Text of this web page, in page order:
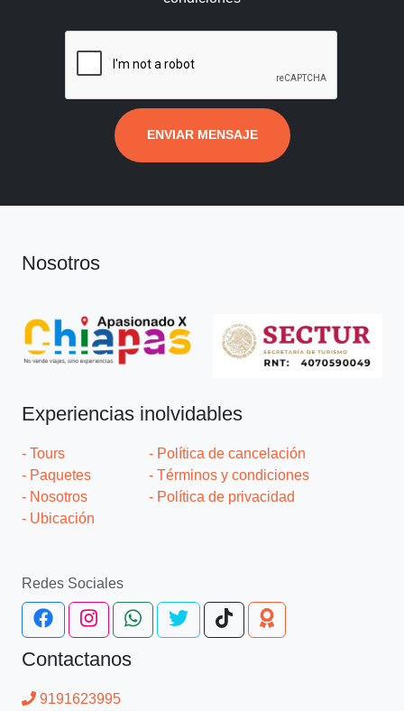
ENVIAR MENSAJE
Nosotros
Experiencias inolvidables
- Tours
- Paquetes
- Nosotros
- Ubicación
- Política de cancelación
- Términos y condiciones
- Política de privacidad
Redes Sociales
Contactanos
9191623995